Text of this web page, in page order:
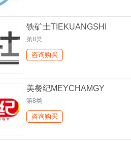
铁矿士TIEKUANGSHI
第8类
咨询购买
美餐纪MEYCHAMGY
第8类
咨询购买